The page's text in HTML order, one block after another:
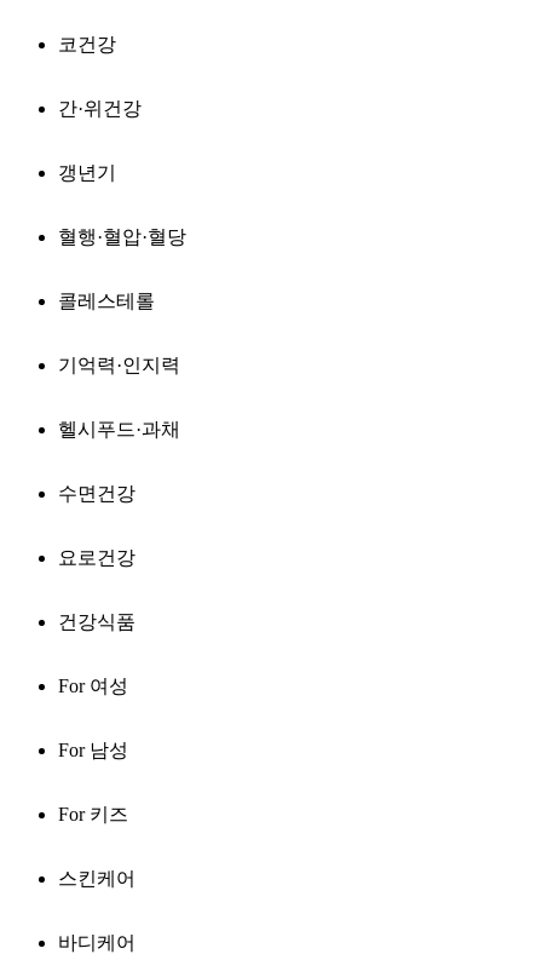
코건강
간·위건강
갱년기
혈행·혈압·혈당
콜레스테롤
기억력·인지력
헬시푸드·과채
수면건강
요로건강
건강식품
For 여성
For 남성
For 키즈
스킨케어
바디케어